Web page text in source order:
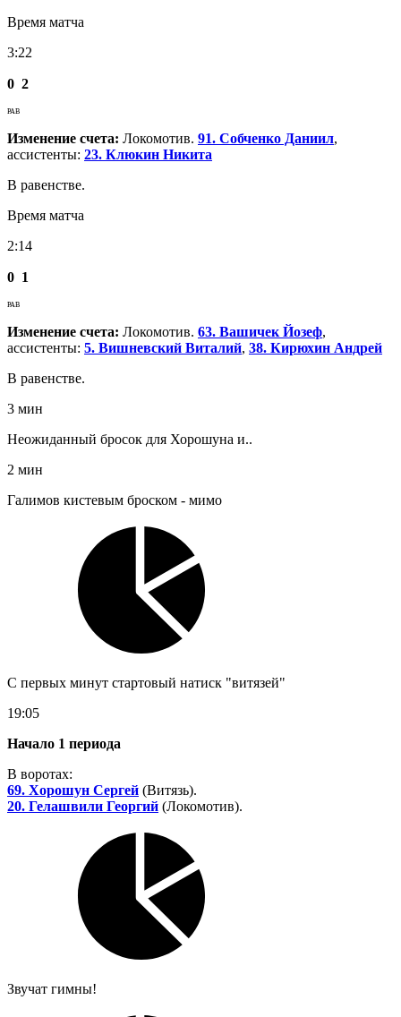
Время матча
3:22
0 2
РАВ
Изменение счета: Локомотив. 91. Собченко Даниил,
ассистенты: 23. Клюкин Никита
В равенстве.
Время матча
2:14
0 1
РАВ
Изменение счета: Локомотив. 63. Вашичек Йозеф,
ассистенты: 5. Вишневский Виталий, 38. Кирюхин Андрей
В равенстве.
3 мин
Неожиданный бросок для Хорошуна и..
2 мин
Галимов кистевым броском - мимо
С первых минут стартовый натиск "витязей"
19:05
Начало 1 периода
В воротах:
69. Хорошун Сергей (Витязь).
20. Гелашвили Георгий (Локомотив).
Звучат гимны!